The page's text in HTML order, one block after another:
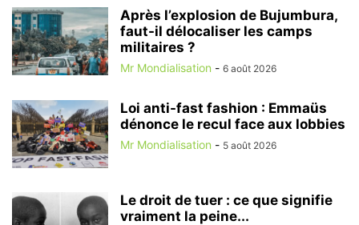
Après l’explosion de Bujumbura,
faut-il délocaliser les camps
militaires ?
Mr Mondialisation - 6 août 2026
Loi anti-fast fashion : Emmaüs
dénonce le recul face aux lobbies
Mr Mondialisation - 5 août 2026
Le droit de tuer : ce que signifie
vraiment la peine...